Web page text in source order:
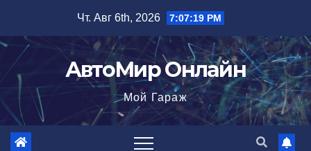
содержимому
Чт. Авг 6th, 2026 7:07:20 PM
АвтоМир Онлайн
Мой Гараж